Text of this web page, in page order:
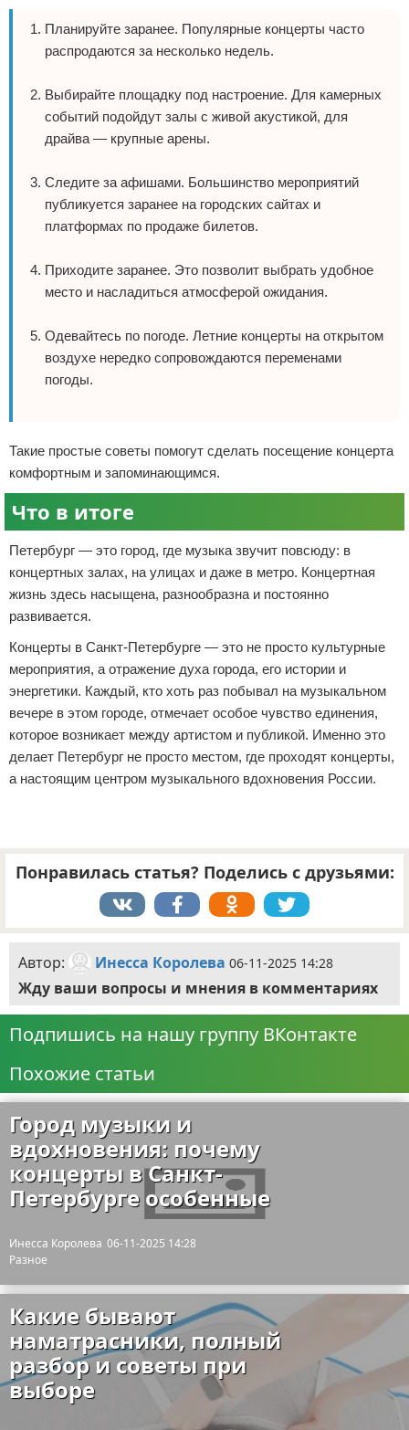
Планируйте заранее. Популярные концерты часто
распродаются за несколько недель.
Выбирайте площадку под настроение. Для камерных
событий подойдут залы с живой акустикой, для
драйва — крупные арены.
Следите за афишами. Большинство мероприятий
публикуется заранее на городских сайтах и
платформах по продаже билетов.
Приходите заранее. Это позволит выбрать удобное
место и насладиться атмосферой ожидания.
Одевайтесь по погоде. Летние концерты на открытом
воздухе нередко сопровождаются переменами
погоды.
Такие простые советы помогут сделать посещение концерта
комфортным и запоминающимся.
Что в итоге
Петербург — это город, где музыка звучит повсюду: в
концертных залах, на улицах и даже в метро. Концертная
жизнь здесь насыщена, разнообразна и постоянно
развивается.
Концерты в Санкт-Петербурге — это не просто культурные
мероприятия, а отражение духа города, его истории и
энергетики. Каждый, кто хоть раз побывал на музыкальном
вечере в этом городе, отмечает особое чувство единения,
которое возникает между артистом и публикой. Именно это
делает Петербург не просто местом, где проходят концерты,
а настоящим центром музыкального вдохновения России.
Понравилась статья? Поделись с друзьями:
Автор: Инесса Королева 06-11-2025 14:28
Жду ваши вопросы и мнения в комментариях
Подпишись на нашу группу ВКонтакте
Похожие статьи
Город музыки и
вдохновения: почему
концерты в Санкт-
Петербурге особенные
Инесса Королева 06-11-2025 14:28
Разное
Какие бывают
наматрасники, полный
разбор и советы при
выборе